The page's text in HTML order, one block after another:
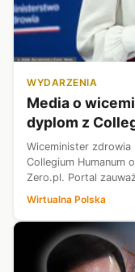
WYDARZENIA
Media o
dyplom z
Wiceminister zdrowia
Collegium Humanum
Zero.pl. Portal
Wirtualna Polska